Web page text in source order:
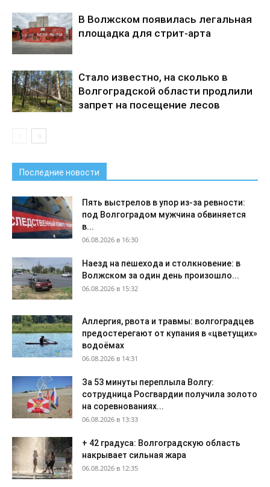
В Волжском появилась легальная
площадка для стрит-арта
Стало известно, на сколько в
Волгоградской области продлили
запрет на посещение лесов
Последние новости
Пять выстрелов в упор из-за ревности:
под Волгоградом мужчина обвиняется
в...
06.08.2026 в 16:30
Наезд на пешехода и столкновение: в
Волжском за один день произошло...
06.08.2026 в 15:32
Аллергия, рвота и травмы: волгоградцев
предостерегают от купания в «цветущих»
водоёмах
06.08.2026 в 14:31
За 53 минуты переплыла Волгу:
сотрудница Росгвардии получила золото
на соревнованиях...
06.08.2026 в 13:33
+ 42 градуса: Волгоградскую область
накрывает сильная жара
06.08.2026 в 12:35